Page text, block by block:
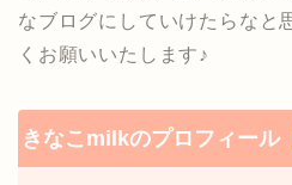
なブログにしていけたらなと
くお願いいたします♪
きなこmilkのプロフィール